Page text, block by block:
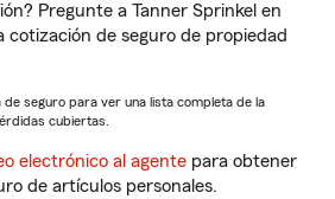
Pregunte a Tanner Sprinkel en
cotización de seguro de propiedad
de seguro para ver una lista completa de la
cubiertas.
electrónico al agente para obtener
de artículos personales.